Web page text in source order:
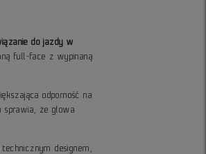
do jazdy w
full-face z wypinaną
odporność na
że głowa
designem,